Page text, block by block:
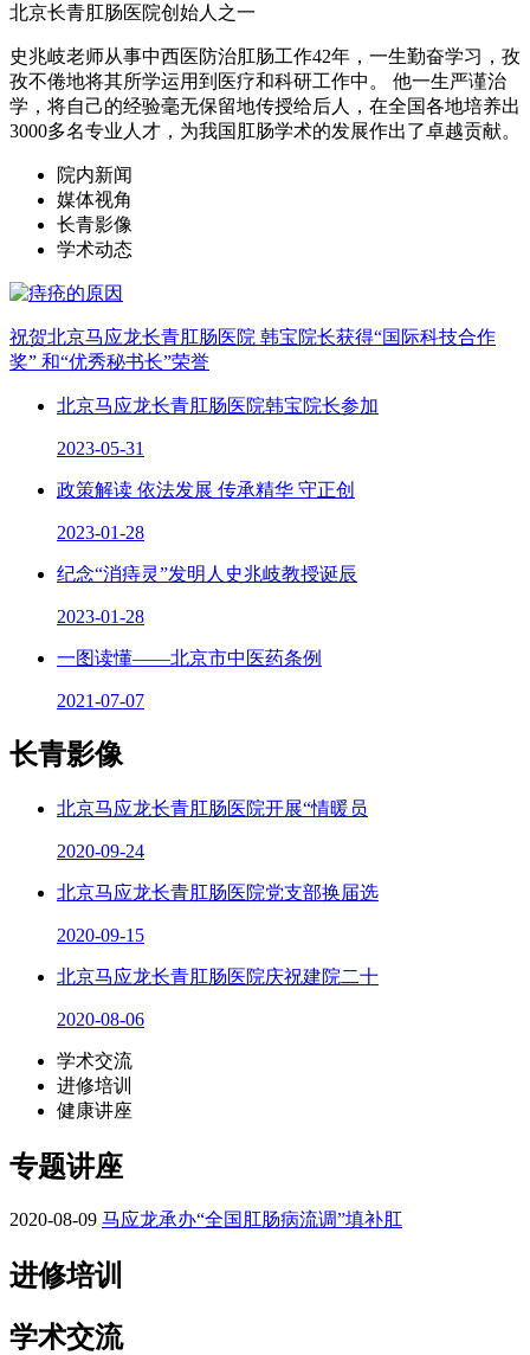
北京长青肛肠医院创始人之一
史兆岐老师从事中西医防治肛肠工作42年，一生勤奋学习，孜
孜不倦地将其所学运用到医疗和科研工作中。 他一生严谨治
学，将自己的经验毫无保留地传授给后人，在全国各地培养出
3000多名专业人才，为我国肛肠学术的发展作出了卓越贡献。
院内新闻
媒体视角
长青影像
学术动态
祝贺北京马应龙长青肛肠医院 韩宝院长获得“国际科技合作
奖” 和“优秀秘书长”荣誉
北京马应龙长青肛肠医院韩宝院长参加
2023-05-31
政策解读 依法发展 传承精华 守正创
2023-01-28
纪念“消痔灵”发明人史兆岐教授诞辰
2023-01-28
一图读懂——北京市中医药条例
2021-07-07
长青影像
北京马应龙长青肛肠医院开展“情暖员
2020-09-24
北京马应龙长青肛肠医院党支部换届选
2020-09-15
北京马应龙长青肛肠医院庆祝建院二十
2020-08-06
学术交流
进修培训
健康讲座
专题讲座
2020-08-09 马应龙承办“全国肛肠病流调”填补肛
进修培训
学术交流